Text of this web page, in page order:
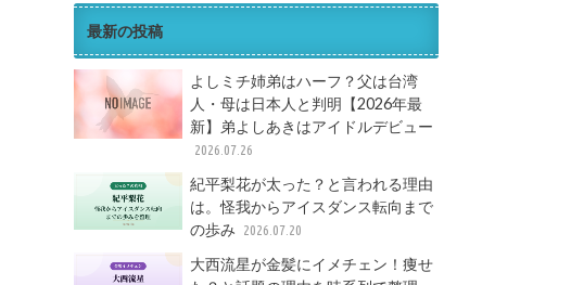
最新の投稿
よしミチ姉弟はハーフ？父は台湾
人・母は日本人と判明【2026年最
新】弟よしあきはアイドルデビュー
2026.07.26
紀平梨花が太った？と言われる理由
は。怪我からアイスダンス転向まで
の歩み
2026.07.20
大西流星が金髪にイメチェン！痩せ